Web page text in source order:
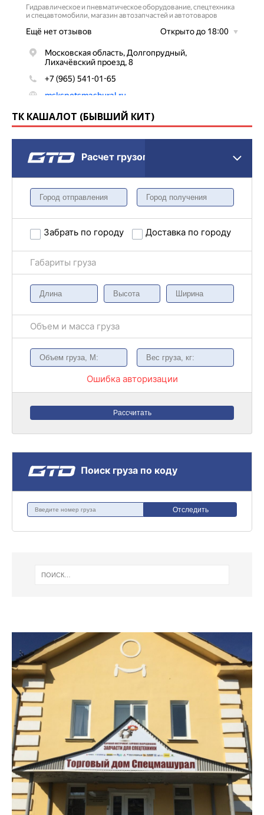
ТК КАШАЛОТ (БЫВШИЙ КИТ)
Расчет грузоперевозки
Забрать по городу Доставка по городу
Габариты груза
Объем и масса груза
Ошибка авторизации
Рассчитать
Поиск груза по коду
Отследить